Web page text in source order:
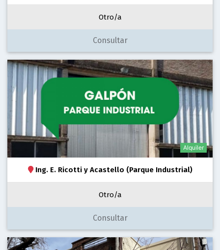
Otro/a
Consultar
Alquiler
Ing. E. Ricotti y Acastello (Parque Industrial)
Otro/a
Consultar